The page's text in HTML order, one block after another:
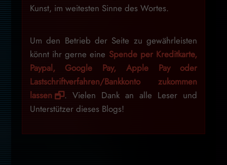
Kunst, im weitesten Sinne des Wortes.
Um den Betrieb der Seite zu gewährleisten
könnt ihr gerne eine Spende per Kreditkarte,
Paypal, Google Pay, Apple Pay oder
Lastschriftverfahren/Bankkonto zukommen
lassen
. Vielen Dank an alle Leser und
Unterstützer dieses Blogs!